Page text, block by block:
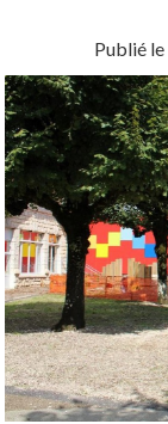
Publié le